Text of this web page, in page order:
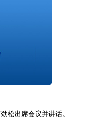
松出席会议并讲话。